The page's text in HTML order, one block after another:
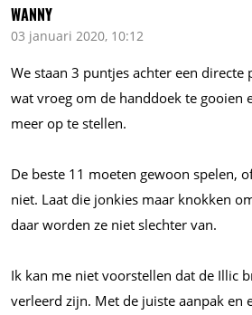
WANNY
03 januari 2020, 10:12
We staan 3 puntjes achter een
wat vroeg om de handdoek te gooien
meer op te stellen.
De beste 11 moeten gewoon spelen,
niet. Laat die jonkies maar knokken
daar worden ze niet slechter van.
Ik kan me niet voorstellen dat de Illic
verleerd zijn. Met de juiste aanpak en